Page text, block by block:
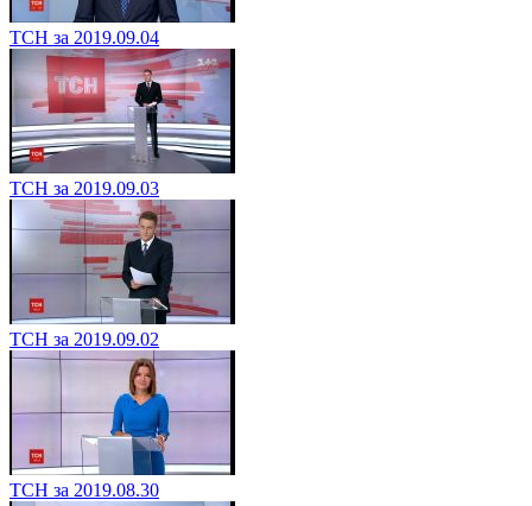
ТСН за 2019.09.04
ТСН за 2019.09.03
ТСН за 2019.09.02
ТСН за 2019.08.30